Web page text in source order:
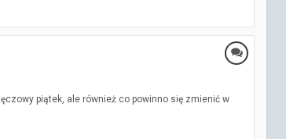
piątek, ale również co powinno się zmienić w